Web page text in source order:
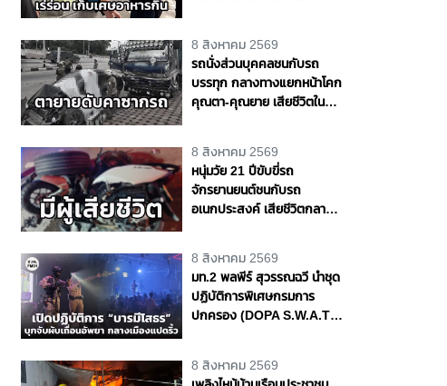
บ้านช่วยเหลือ จ.นนทบุรี
8 สิงหาคม 2569
รถนั่งส่วนบุคคลชนกับรถ
บรรทุก กลางทางแยกหน้าโคก
คุณตา-คุณยาย เสียชีวิตใน
8 สิงหาคม 2569
หนุ่มวัย 21 ปีขับขี่รถ
จักรยานยนต์ชนกับรถ
อเนกประสงค์ เสียชีวิตกลาง
8 สิงหาคม 2569
มท.2 พลพีร์ สุวรรณฉวี นำชุด
ปฏิบัติการพิเศษกรมการ
ปกครอง (DOPA S.W.A.T.)
เมืองแปดริ้ว เปิดถึงเช้า ไร้ใบ
8 สิงหาคม 2569